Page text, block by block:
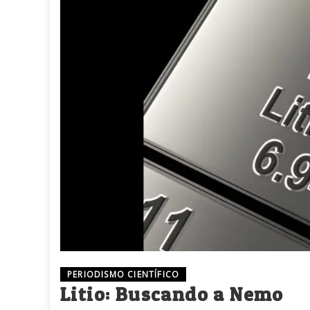
PERIODISMO CIENTÍFICO
Litio: Buscando a Nemo